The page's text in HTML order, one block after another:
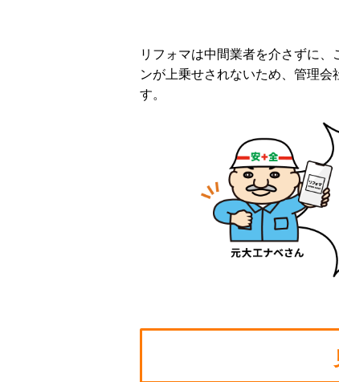
リフォマは中間業者を介さずに
ンが上乗せされないため、管理
す。